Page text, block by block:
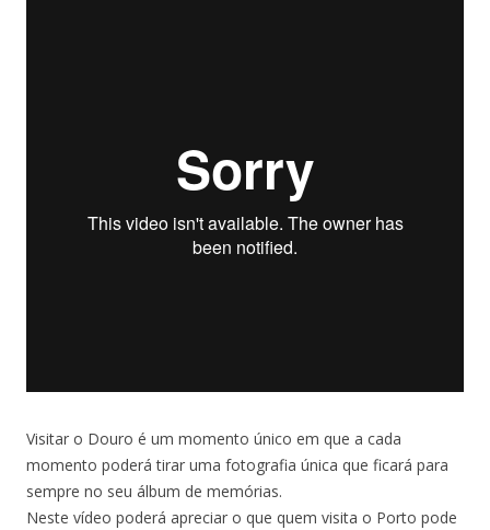
Visitar o Douro é um momento único em que a cada
momento poderá tirar uma fotografia única que ficará para
sempre no seu álbum de memórias.
Neste vídeo poderá apreciar o que quem visita o Porto pode